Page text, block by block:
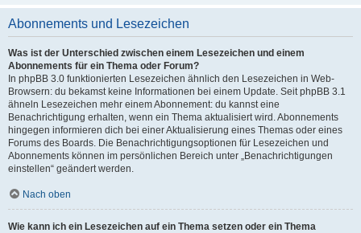
Abonnements und Lesezeichen
Was ist der Unterschied zwischen einem Lesezeichen und einem
Abonnements für ein Thema oder Forum?
In phpBB 3.0 funktionierten Lesezeichen ähnlich den Lesezeichen in Web-
Browsern: du bekamst keine Informationen bei einem Update. Seit phpBB 3.1
ähneln Lesezeichen mehr einem Abonnement: du kannst eine
Benachrichtigung erhalten, wenn ein Thema aktualisiert wird. Abonnements
hingegen informieren dich bei einer Aktualisierung eines Themas oder eines
Forums des Boards. Die Benachrichtigungsoptionen für Lesezeichen und
Abonnements können im persönlichen Bereich unter „Benachrichtigungen
einstellen“ geändert werden.
Nach oben
Wie kann ich ein Lesezeichen auf ein Thema setzen oder ein Thema